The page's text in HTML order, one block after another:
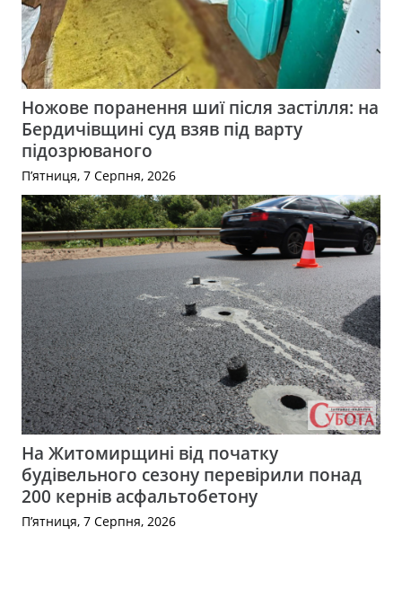
Ножове поранення шиї після застілля: на
Бердичівщині суд взяв під варту
підозрюваного
П’ятниця, 7 Серпня, 2026
На Житомирщині від початку
будівельного сезону перевірили понад
200 кернів асфальтобетону
П’ятниця, 7 Серпня, 2026